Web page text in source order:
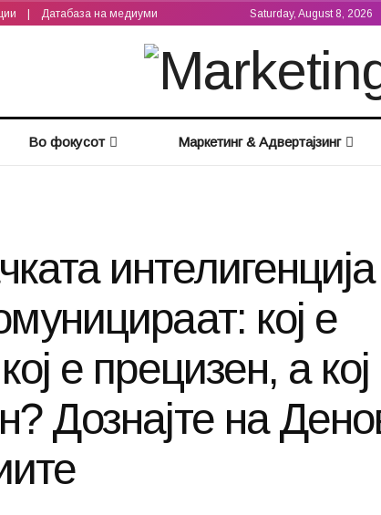
Датабаза на медиуми Saturday, August 8, 2026
Во фокусот Маркетинг & Адвертајзинг
кој е
е прецизен, а
Дознајте на